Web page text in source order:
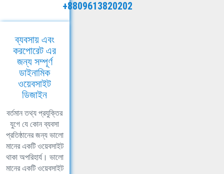
+8809613820202
ব্যবসায় এবং
করপোরেট এর
জন্য সম্পূর্ণ
ডাইনামিক
ওয়েবসাইট
ডিজাইন
বর্তমান তথ্য প্রযুক্তির
যুগে যে কোন ব্যবসা
প্রতিষ্ঠানের জন্য ভালো
মানের একটি ওয়েবসাইট
থাকা অপরিহার্য। ভালো
মানের একটি ওয়েবসাইট